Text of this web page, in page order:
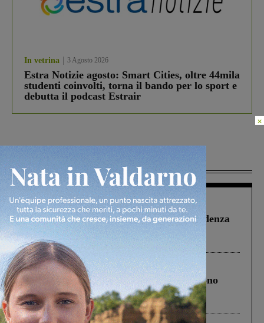
In vetrina 3 Agosto 2026
Estra Notizie agosto: Smart Cities, oltre 44mila
studenti coinvolti, torna il bando per lo sport e
debutta il podcast Estrair
Più lette
Figline Incisa Valdarno 1 Agosto 2026
Piscina di Figline finanziata oltre la scadenza
Pnrr, il gruppo di Fratelli d’Italia: “Un
ringraziamento al Governo”
Cronaca 4 Agosto 2026
Un anno fa la strage in A1 in cui morirono
Gianni, Giulia e Franco. Lo schianto, il
processo, lo stop ai sorpassi fra tir....
×